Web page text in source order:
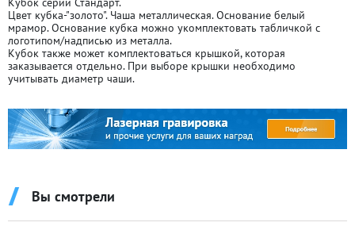
Цвет кубка-"золото". Чаша металлическая. Основание белый
мрамор. Основание кубка можно укомплектовать табличкой с
логотипом/надписью из металла.
Кубок также может комплектоваться крышкой, которая
заказывается отдельно. При выборе крышки необходимо
учитывать диаметр чаши.
Вы смотрели